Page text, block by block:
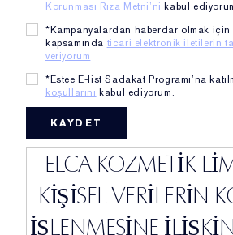
nem ve parlaklık verir. Re-Nutriv Ultimate
bir formüldür. Cildi anında tazeler.
Korunması Rıza Metni’ni kabul
*Kampanyalardan haberdar olmak
kapsamında ticari elektronik iletilerin
veriyorum
*Estee E-list Sadakat Programı’na
koşullarını kabul ediyorum.
ELCA KOZMETİK
KİŞİSEL VERİLERİN
İŞLENMESİNE